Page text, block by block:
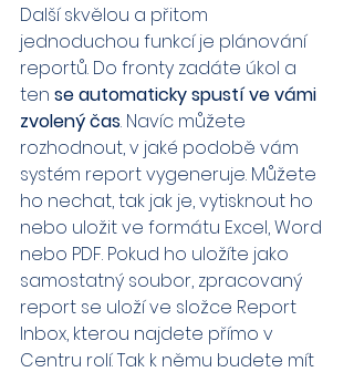
Další skvělou a přitom
jednoduchou funkcí je plánování
reportů. Do fronty zadáte úkol a
ten se automaticky spustí ve vámi
zvolený čas. Navíc můžete
rozhodnout, v jaké podobě vám
systém report vygeneruje. Můžete
ho nechat, tak jak je, vytisknout ho
nebo uložit ve formátu Excel, Word
nebo PDF. Pokud ho uložíte jako
samostatný soubor, zpracovaný
report se uloží ve složce Report
Inbox, kterou najdete přímo v
Centru rolí. Tak k němu budete mít